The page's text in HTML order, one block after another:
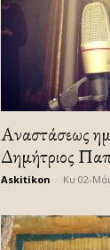
Αναστάσεως
Δημήτριος
Askitikon Κυ 02-